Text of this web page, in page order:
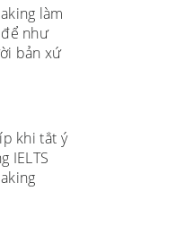
làm
như
bản xứ
khi tắt ý
IELTS